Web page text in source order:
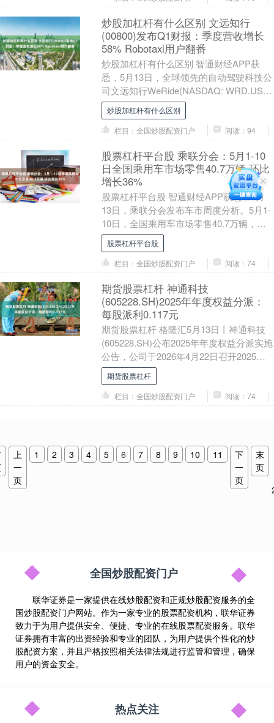
炒股加杠杆有什么区别 文远知行
(00800)发布Q1财报：季度营收增长
58% Robotaxi用户翻番
炒股加杠杆有什么区别 智通财经APP获
悉，5月13日，全球领先的自动驾驶科技公
司文远知行WeRide(NASDAQ: WRD.US，
HKEX: 00800)发布....
炒股加杠杆有什么区别
栏目：全国炒股配资门户
阅读：94
股票杠杆平台股 乘联分会：5月1-10
日全国乘用车市场零售40.7万辆 环比
增长36%
股票杠杆平台股 智通财经APP获悉，5月
13日，乘联分会发布车市周度分析。5月1-
10日，全国乘用车市场零售40.7万辆，同
比去年5月同期下降21%，较上月同期....
股票杠杆平台股
栏目：全国炒股配资门户
阅读：74
期货股票杠杆 神通科技
(605228.SH)2025年年度权益分派：
每股派利0.117元
期货股票杠杆 格隆汇5月13日丨神通科技
(605228.SH)公布2025年年度权益分派实施
公告，公司于2026年4月22日召开2025年
年度股东会，审议通过了....
期货股票杠杆
栏目：全国炒股配资门户
阅读：74
上
一
页
1 2 3 4 5 6 7 8 9 10 11
下
一
页
末
页
全国炒股配资门户
联华证券是一家提供在线炒股配资和正规炒股配资服务的全
国炒股配资门户网站。作为一家专业的股票配资机构，联华证券
致力于为用户提供安全、便捷、专业的在线股票配资服务。联华
证券拥有丰富的出资经验和专业的团队，为用户提供个性化的炒
股配资方案，并且严格按照相关法律法规进行监管和管理，确保
用户的资金安全。
热点关注